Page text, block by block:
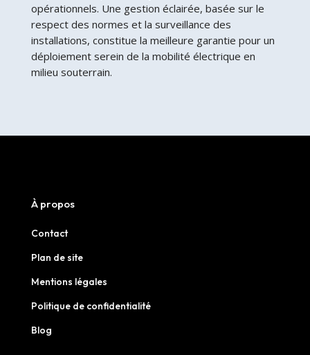
opérationnels. Une gestion éclairée, basée sur le
respect des normes et la surveillance des
installations, constitue la meilleure garantie pour un
déploiement serein de la mobilité électrique en
milieu souterrain.
À propos
Contact
Plan de site
Mentions légales
Politique de confidentialité
Blog